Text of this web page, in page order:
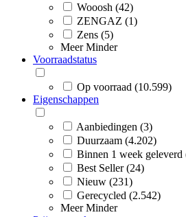
Wooosh (42)
ZENGAZ (1)
Zens (5)
Meer Minder
Voorraadstatus
Op voorraad (10.599)
Eigenschappen
Aanbiedingen (3)
Duurzaam (4.202)
Binnen 1 week geleverd
Best Seller (24)
Nieuw (231)
Gerecycled (2.542)
Meer Minder